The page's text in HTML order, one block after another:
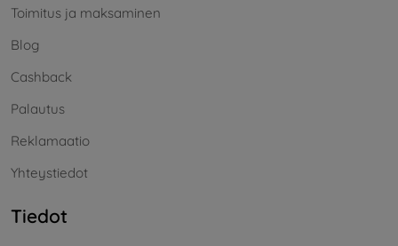
Toimitus ja maksaminen
Blog
Cashback
Palautus
Reklamaatio
Yhteystiedot
Tiedot